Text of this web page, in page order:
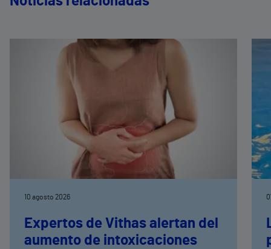
10 agosto 2026
Expertos de Vithas alertan del
aumento de intoxicaciones